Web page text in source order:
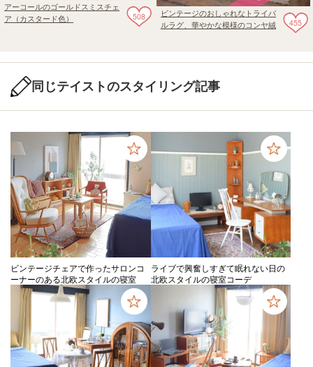
508
アーコールのゴールドスミスチェ
ア（カスタード色）
455
ビンテージのおしゃれなトライバ
ルラグ、華やかな模様のコンヤ絨
同じテイストのスタイリング記事
ビンテージチェアで作ったサロンコ
ーナーのある北欧スタイルの寝室
ライブで興奮しすぎて眠れない日の
北欧スタイルの寝室コーデ